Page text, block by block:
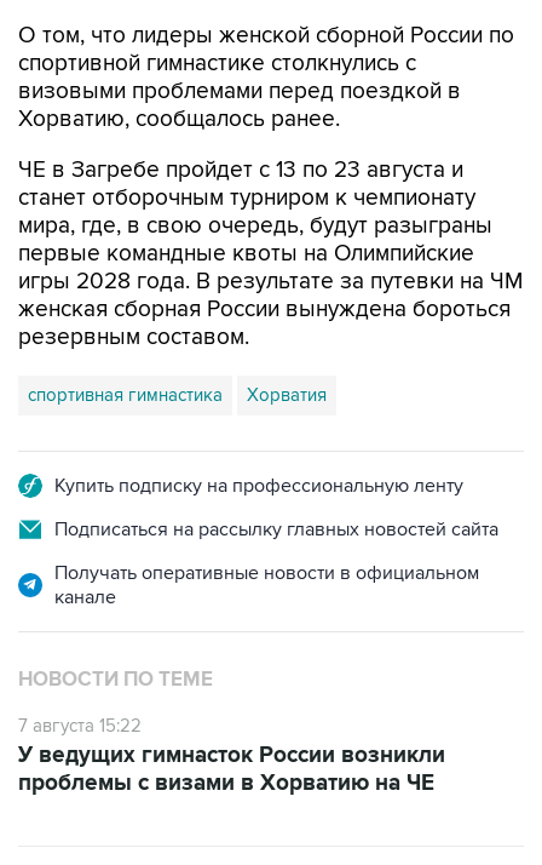
О том, что лидеры женской сборной России по
спортивной гимнастике столкнулись с
визовыми проблемами перед поездкой в
Хорватию, сообщалось ранее.
ЧЕ в Загребе пройдет с 13 по 23 августа и
станет отборочным турниром к чемпионату
мира, где, в свою очередь, будут разыграны
первые командные квоты на Олимпийские
игры 2028 года. В результате за путевки на ЧМ
женская сборная России вынуждена бороться
резервным составом.
спортивная гимнастика Хорватия
Купить подписку на профессиональную ленту
Подписаться на рассылку главных новостей сайта
Получать оперативные новости в официальном
канале
НОВОСТИ ПО ТЕМЕ
7 августа 15:22
У ведущих гимнасток России возникли
проблемы с визами в Хорватию на ЧЕ